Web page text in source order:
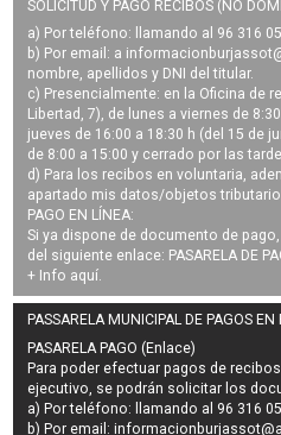
SOLICITUD Y PAGO RECIBOS (NO
a) Por teléfono: llamando al 96 316
b) Por email: a
nombre, apellidos y DNI del titular.
c) Presencialmente: en la Oficina de
Libertad, 7), de lunes a viernes de
jueves de 16:00 a 18:30 h (del 15 de
de 8:00 a 15:00 y cerrado por las
d) Para los recibos en voluntaria,
apartado mis datos/objetos
PAGO EN LÍNEA:
Si ya dispone de documento de
del siguiente enlace: PASARELA DE
+ Info aquí.
PASSARELA MUNICIPAL DE PAGOS
PASARELA PAGO (Enlace)
Para poder efectuar pagos de
ejecutivo , se podrán solicitar los
a) Por teléfono: llamando al 96 316 05
b) Por email: